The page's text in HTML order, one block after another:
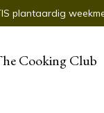
plantaardig
Cooking Club